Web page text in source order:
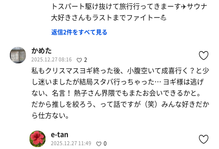
トスパート駆け抜けて旅行行ってきまーす✈️サウナ
大好きさんもラストまでファイトー💪
返信2件をすべて見る
かめた
2025.12.27 08:16 2
私もクリスマスヨギ終った後、小腹空いて成喜行く？と少
し迷いましたが結局スタバ行っちゃった⋯ ヨギ様は逃げ
ない、名言！ 熱子さん界隈でもまたお会いできるかと。
だから推しを絞ろう、って話ですが（笑）みんな好きだか
ら仕方ない。
e-tan
2025.12.27 11:49 0